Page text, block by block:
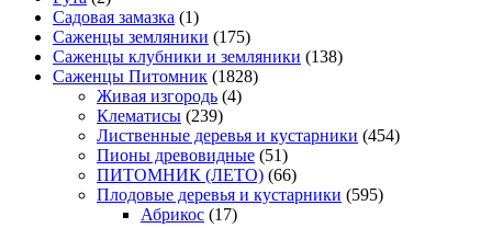
Садовая замазка (1)
Саженцы земляники (175)
Саженцы клубники и земляники (138)
Саженцы Питомник (1828)
Живая изгородь (4)
Клематисы (239)
Лиственные деревья и кустарники (454)
Пионы древовидные (51)
ПИТОМНИК (ЛЕТО) (66)
Плодовые деревья и кустарники (595)
Абрикос (17)